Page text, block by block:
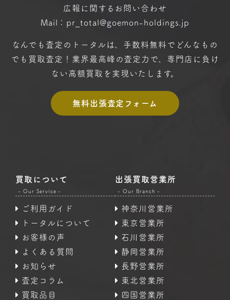
広報に関するお問い合わせ
Mail：pr_total@goemon-holdings.jp
なんでも査定のトータルは、手数料無料で どんなもの
でも買取査定！ 業界最高峰の査定力で、専門店に 負け
ない高額買取を実現いたします。
無料出張査定フォーム
買取について
- Our Service -
ご利用ガイド
トータルについて
お客様の声
よくある質問
お知らせ
査定コラム
買取品目
出張買取営業所
- Our Branch -
神奈川営業所
東京営業所
石川営業所
静岡営業所
長野営業所
東北営業所
四国営業所